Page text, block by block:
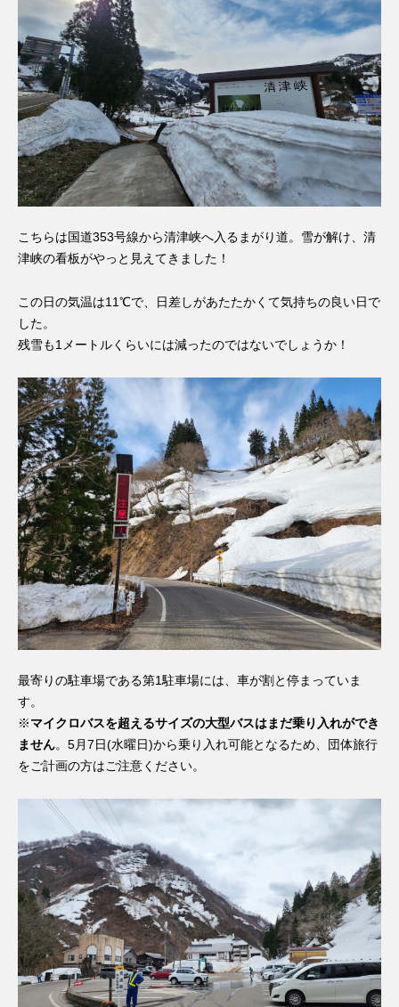
こちらは国道353号線から清津峡へ入るまがり道。雪が解け、清
津峡の看板がやっと見えてきました！
この日の気温は11℃で、日差しがあたたかくて気持ちの良い日で
した。
残雪も1メートルくらいには減ったのではないでしょうか！
最寄りの駐車場である第1駐車場には、車が割と停まっていま
す。
※マイクロバスを超えるサイズの大型バスはまだ乗り入れができ
ません。5月7日(水曜日)から乗り入れ可能となるため、団体旅行
をご計画の方はご注意ください。